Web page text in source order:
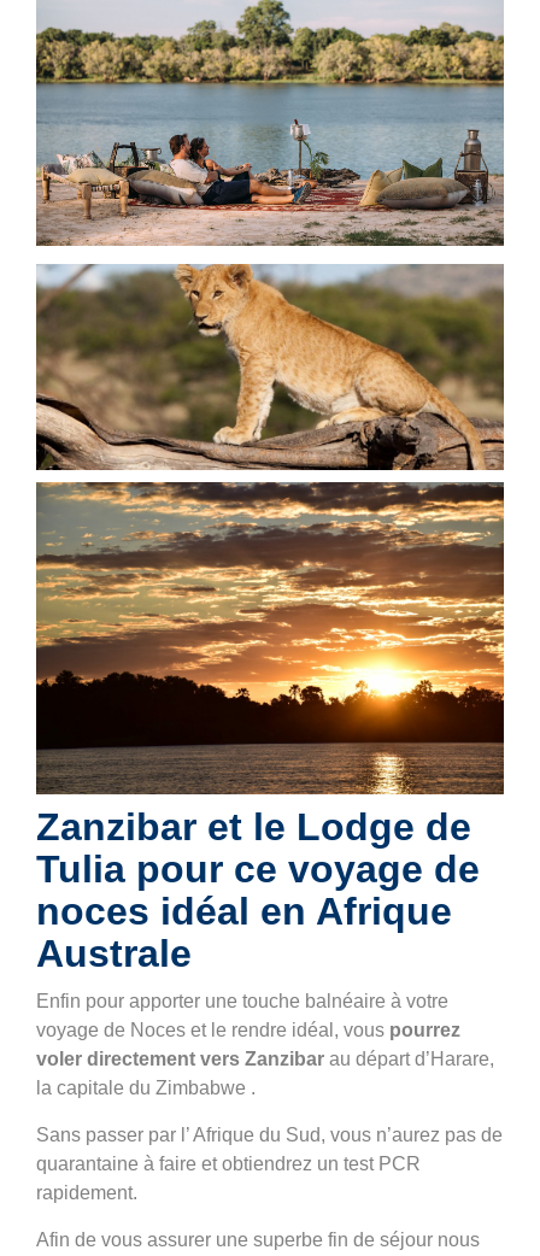
Zanzibar et le Lodge de
Tulia pour ce voyage de
noces idéal en Afrique
Australe
Enfin pour apporter une touche balnéaire à votre
voyage de Noces et le rendre idéal, vous pourrez
voler directement vers Zanzibar au départ d’Harare,
la capitale du Zimbabwe .
Sans passer par l’ Afrique du Sud, vous n’aurez pas de
quarantaine à faire et obtiendrez un test PCR
rapidement.
Afin de vous assurer une superbe fin de séjour nous